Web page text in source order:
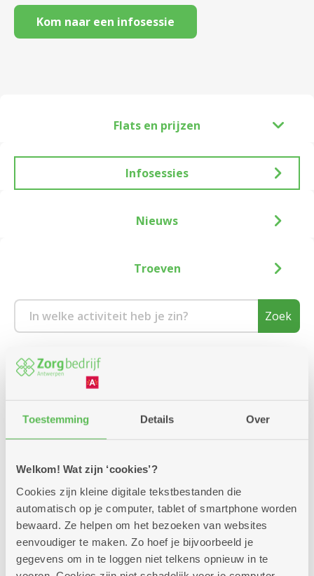
Toestemming Details Over
Welkom! Wat zijn ‘cookies’?
Cookies zijn kleine digitale tekstbestanden die
automatisch op je computer, tablet of smartphone worden
bewaard. Ze helpen om het bezoeken van websites
eenvoudiger te maken. Zo hoef je bijvoorbeeld je
gegevens om in te loggen niet telkens opnieuw in te
Kom naar een infosessie
Flats en prijzen
Infosessies
Zoek
Vanaf
Kies een buurt
1880 Kapelle-op-den-Bos
2000 Antwerpen
2018 Antwerpen
2020 Antwerpen
2030 Antwerpen
Volgende week
donderdag10u
Nieuws
Troeven